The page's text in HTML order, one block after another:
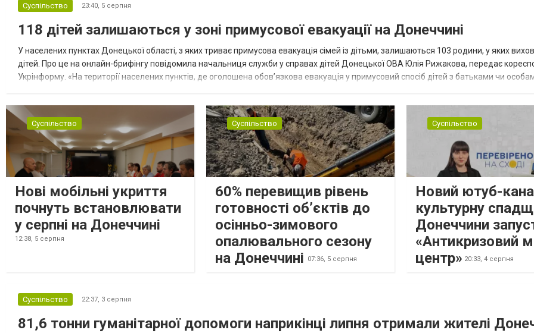
Суспільство 23:40, 5 серпня
118 дітей залишаються у зоні примусової евакуації на Донеччині
У населених пунктах Донецької області, з яких триває примусова евакуація сімей із дітьми, залишаються 103 родини, у яких
дітей. Про це на онлайн-брифінгу повідомила начальниця служби у справах дітей Донецької ОВА Юлія Рижакова, передає
Укрінформу. «На території населених пунктів, де оголошена обов’язкова евакуація у примусовий спосіб дітей з батьками чи
Суспільство
Нові мобільні укриття
почнуть встановлювати
у серпні на Донеччині
12:38, 5 серпня
Суспільство
60% перевищив рівень
готовності об’єктів до
осінньо-зимового
опалювального сезону
на Донеччині
07:36, 5 серпня
Суспільство
Новий ютуб-
культурну
Донеччини
«Антикризовий
центр» 20:33, 4 серпня
Суспільство 22:37, 3 серпня
81,6 тонни гуманітарної допомоги наприкінці липня отримали жителі